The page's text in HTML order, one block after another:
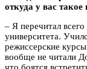
откуда у вас
– Я перечитал
университета.
режиссерские
вообще не читали